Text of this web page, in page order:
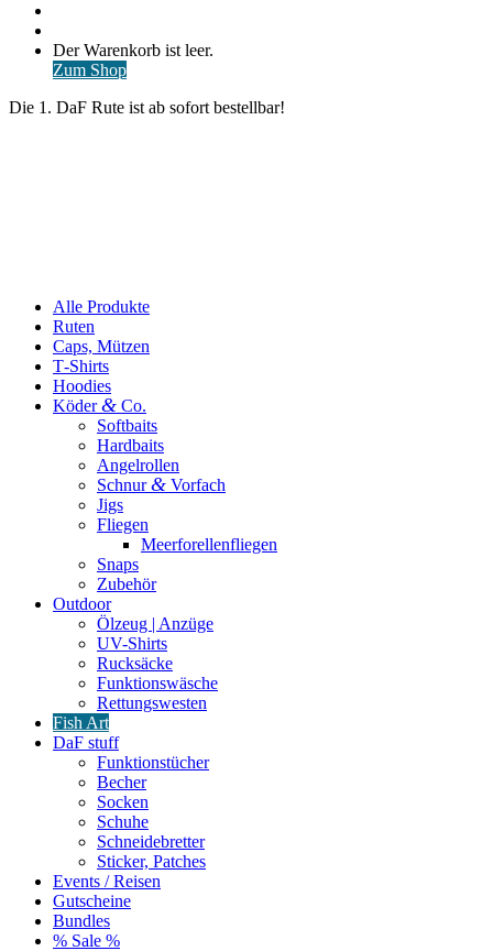
Warenkorb
ansehen
Der Warenkorb ist leer.
Zum Shop
Die 1. DaF Rute ist ab sofort bestellbar!
Alle Produkte
Ruten
Caps, Mützen
T‑Shirts
Hoodies
Köder& Co.
Softbaits
Hardbaits
Angelrollen
Schnur& Vorfach
Jigs
Fliegen
Meerforellenfliegen
Snaps
Zubehör
Outdoor
Ölzeug | Anzüge
UV-Shirts
Rucksäcke
Funktionswäsche
Rettungswesten
Fish Art
DaF stuff
Funktionstücher
Becher
Socken
Schuhe
Schneidebretter
Sticker, Patches
Events / Reisen
Gutscheine
Bundles
% Sale %